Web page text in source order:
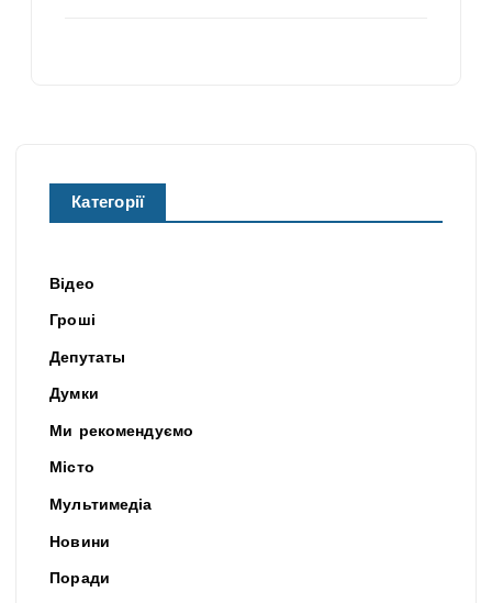
Категорії
Відео
Гроші
Депутаты
Думки
Ми рекомендуємо
Місто
Мультимедіа
Новини
Поради